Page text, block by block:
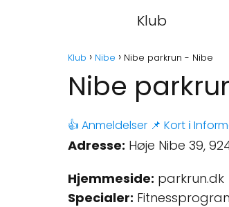
Klub
Klub Nibe Nibe parkrun - Nibe
Nibe
👍 Anmeldelser 📌 Kort ℹ️
Adresse: Høje Nibe 39,
Hjemmeside: parkrun.dk
Specialer: